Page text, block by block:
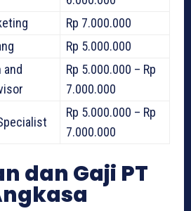
Rp 7.000.000
Rp 5.000.000
and
Rp 5.000.000 – Rp
7.000.000
Rp 5.000.000 – Rp
7.000.000
dan Gaji PT